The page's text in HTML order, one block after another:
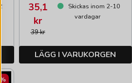
39 kr
35,1
kr
Skickas inom 2-10
vardagar
LÄGG I VARUKORGEN